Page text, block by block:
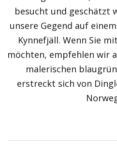
besucht und geschätzt
unsere Gegend auf
Kynnefjäll. Wenn Sie
möchten, empfehlen wir
malerischen
erstreckt sich von